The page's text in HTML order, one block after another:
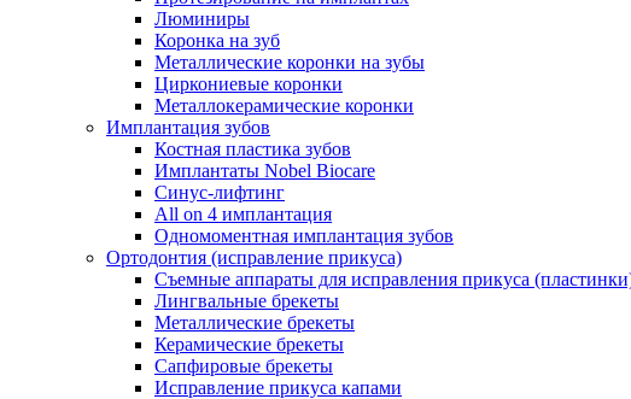
Люминиры
Коронка на зуб
Металлические коронки на зубы
Циркониевые коронки
Металлокерамические коронки
Имплантация зубов
Костная пластика зубов
Имплантаты Nobel Biocare
Синус-лифтинг
All on 4 имплантация
Одномоментная имплантация зубов
Ортодонтия (исправление прикуса)
Съемные аппараты для исправления прикуса
Лингвальные брекеты
Металлические брекеты
Керамические брекеты
Сапфировые брекеты
Исправление прикуса капами